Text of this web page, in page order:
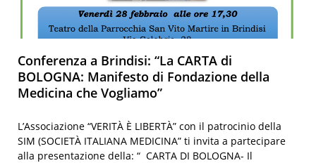
Conferenza a Brindisi: “La CARTA di
BOLOGNA: Manifesto di Fondazione della
Medicina che Vogliamo”
L’Associazione “VERITÀ È LIBERTÀ” con il patrocinio della
SIM (SOCIETÀ ITALIANA MEDICINA” ti invita a partecipare
alla presentazione della: “ CARTA DI BOLOGNA- Il